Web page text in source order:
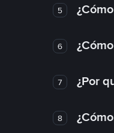
5
6
7 ¿Por
8